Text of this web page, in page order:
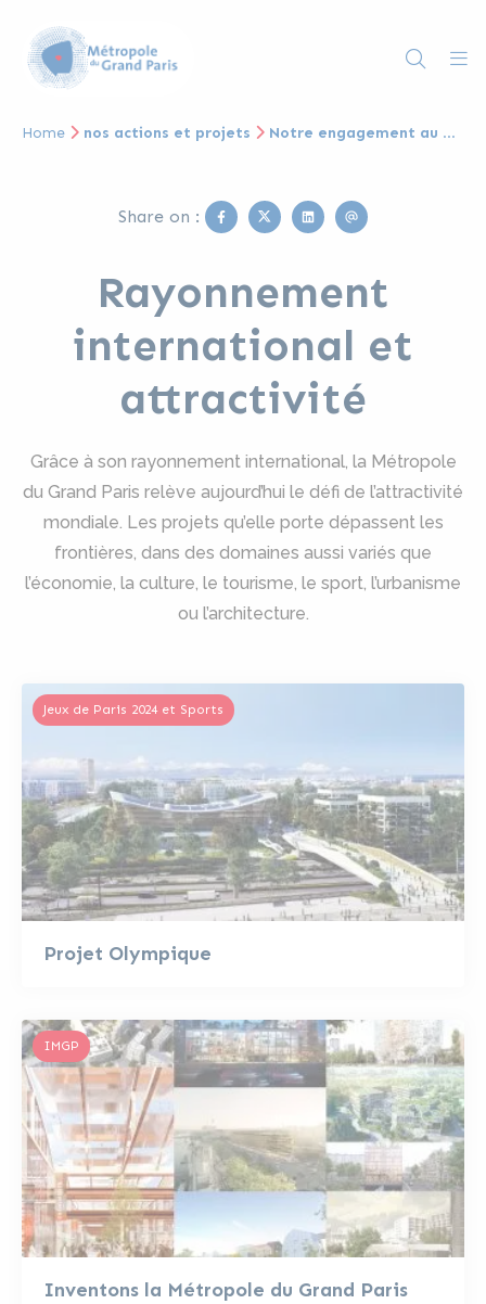
Home nos actions et projets Notre engagement au quotidien
Share on : Facebook
TwitterLinkedinEmail
Rayonnement
international et
attractivité
Grâce à son rayonnement international, la Métropole
du Grand Paris relève aujourd’hui le défi de l’attractivité
mondiale. Les projets qu’elle porte dépassent les
frontières, dans des domaines aussi variés que
l’économie, la culture, le tourisme, le sport, l’urbanisme
ou l’architecture.
Projet Olympique
Jeux de Paris 2024 et Sports
Inventons la Métropole du Grand Paris
IMGP